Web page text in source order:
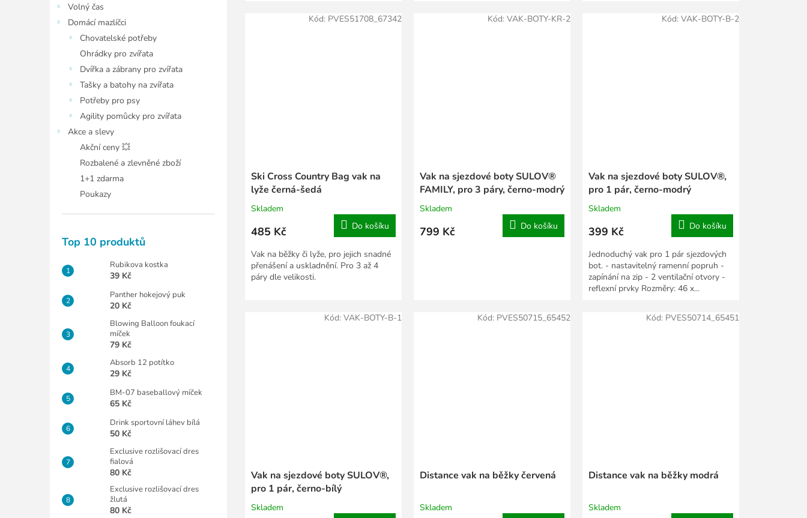
Volný čas
Domácí mazlíčci
Chovatelské potřeby
Ohrádky pro zvířata
Dvířka a zábrany pro zvířata
Tašky a batohy na zvířata
Potřeby pro psy
Agility pomůcky pro zvířata
Akce a slevy
Akční ceny 💥
Rozbalené a zlevněné zboží
1+1 zdarma
Poukazy
Top 10 produktů
Rubikova kostka
39 Kč
Panther hokejový puk
20 Kč
Blowing Balloon foukací
míček
79 Kč
Absorb 12 potítko
29 Kč
BM-07 baseballový míček
65 Kč
Drink sportovní láhev bílá
50 Kč
Exclusive rozlišovací dres
fialová
80 Kč
Exclusive rozlišovací dres
žlutá
80 Kč
Ski Cross Country Bag vak na
lyže černá-šedá
Skladem
485 Kč Do košíku
Vak na běžky či lyže, pro jejich snadné
přenášení a uskladnění. Pro 3 až 4
páry dle velikosti.
Kód: PVES51708_67342
Vak na sjezdové boty SULOV®
FAMILY, pro 3 páry, černo-modrý
Skladem
799 Kč Do košíku
Kód: VAK-BOTY-KR-2
Vak na sjezdové boty SULOV®,
pro 1 pár, černo-modrý
Skladem
399 Kč Do košíku
Jednoduchý vak pro 1 pár sjezdových
bot. - nastavitelný ramenní popruh -
zapínání na zip - 2 ventilační otvory -
reflexní prvky Rozměry: 46 x...
Kód: VAK-BOTY-B-2
Vak na sjezdové boty SULOV®,
pro 1 pár, černo-bílý
Skladem
Kód: VAK-BOTY-B-1
Distance vak na běžky červená
Skladem
Kód: PVES50715_65452
Distance vak na běžky modrá
Skladem
Kód: PVES50714_65451